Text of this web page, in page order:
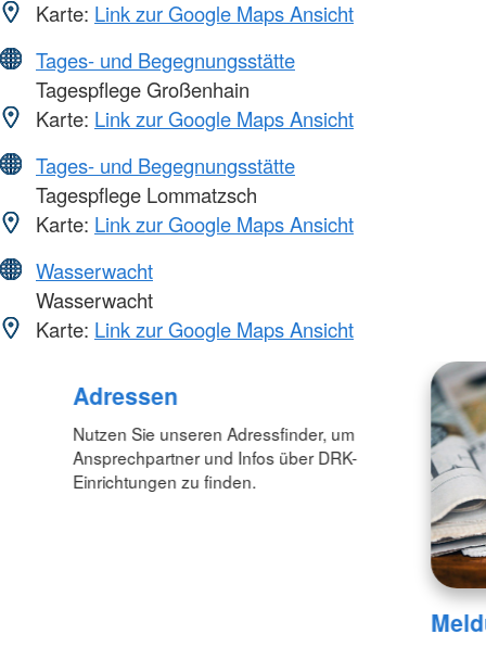
Karte: Link zur Google Maps Ansicht
Tages- und Begegnungsstätte
Tagespflege Großenhain
Karte: Link zur Google Maps Ansicht
Tages- und Begegnungsstätte
Tagespflege Lommatzsch
Karte: Link zur Google Maps Ansicht
Wasserwacht
Wasserwacht
Karte: Link zur Google Maps Ansicht
Adressen
Nutzen Sie unseren Adressfinder, um
Ansprechpartner und Infos über DRK-
Einrichtungen zu finden.